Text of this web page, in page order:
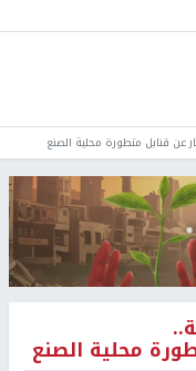
عن قنابل متطورة محلية الصنع
محلية الصنع